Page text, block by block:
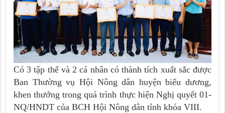
Có 3 tập thể và 2 cá nhân có thành tích xuất sắc được
Ban Thường vụ Hội Nông dân huyện biểu dương,
khen thưởng trong quá trình thực hiện Nghị quyết 01-
NQ/HNDT của BCH Hội Nông dân tỉnh khóa VIII.